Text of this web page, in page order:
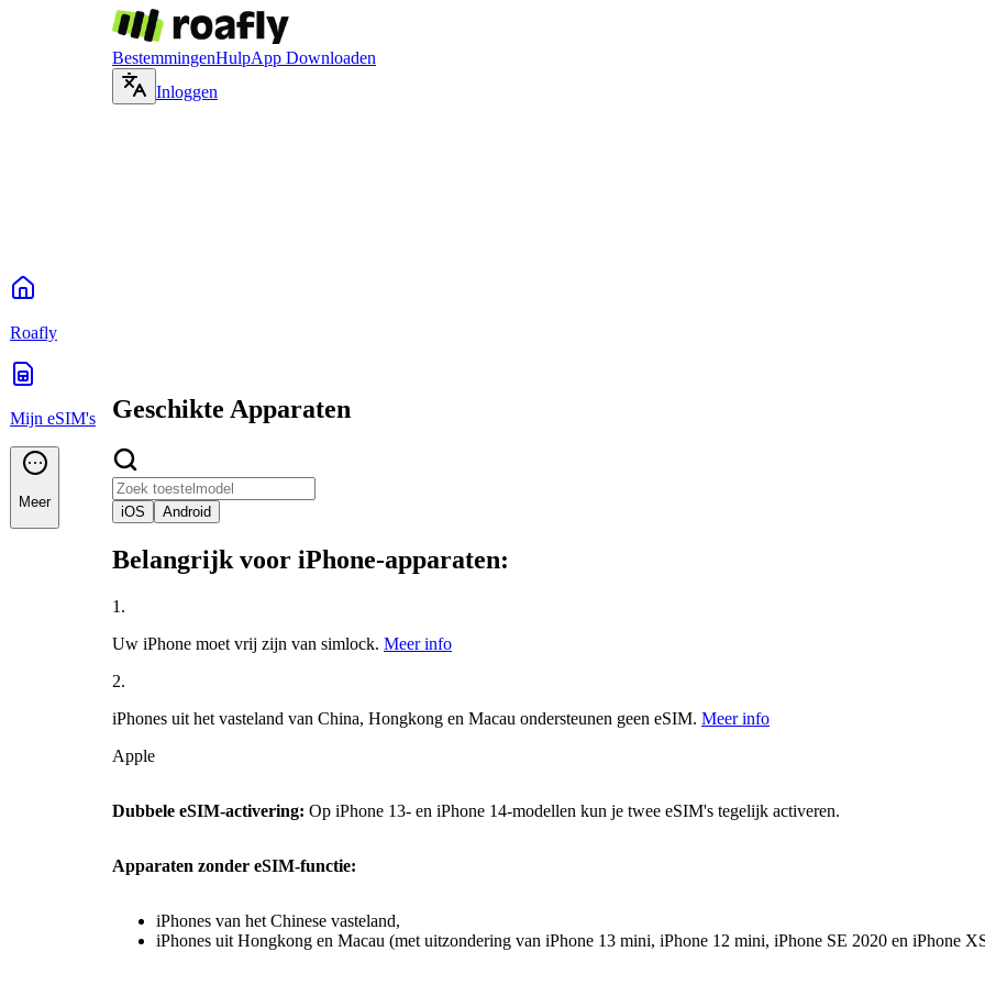
BestemmingenHulpApp Downloaden
Inloggen
Roafly
Mijn eSIM's
Meer
Geschikte Apparaten
iOS Android
Belangrijk voor iPhone-apparaten:
1.
Uw iPhone moet vrij zijn van simlock. Meer info
2.
iPhones uit het vasteland van China, Hongkong en Macau ondersteunen geen eSIM. Meer info
Apple
Dubbele eSIM-activering: Op iPhone 13- en iPhone 14-modellen kun je twee eSIM's tegelijk activeren.
Apparaten zonder eSIM-functie:
iPhones van het Chinese vasteland,
iPhones uit Hongkong en Macau (met uitzondering van iPhone 13 mini, iPhone 12 mini, iPhone SE 2020 en iPhone